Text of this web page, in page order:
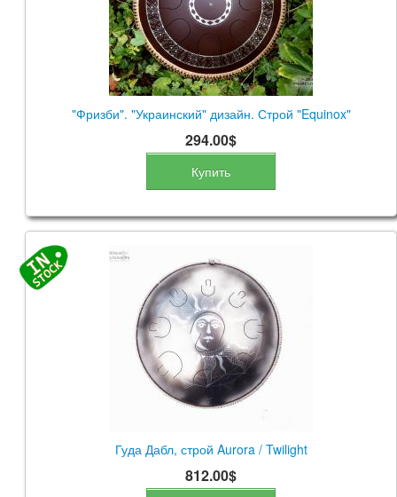
"Фризби". "Украинский" дизайн. Строй "Equinox"
294.00$
Купить
Гуда Дабл, строй Aurora / Twilight
812.00$